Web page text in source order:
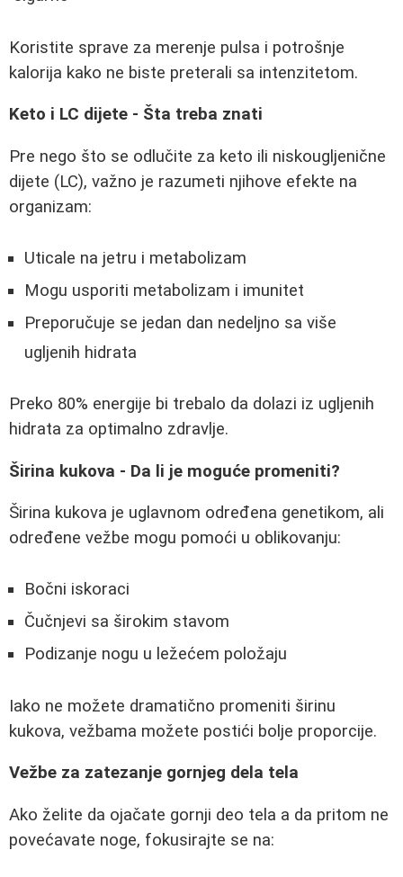
Koristite sprave za merenje pulsa i potrošnje
kalorija kako ne biste preterali sa intenzitetom.
Keto i LC dijete - Šta treba znati
Pre nego što se odlučite za keto ili niskougljenične
dijete (LC), važno je razumeti njihove efekte na
organizam:
Uticale na jetru i metabolizam
Mogu usporiti metabolizam i imunitet
Preporučuje se jedan dan nedeljno sa više
ugljenih hidrata
Preko 80% energije bi trebalo da dolazi iz ugljenih
hidrata za optimalno zdravlje.
Širina kukova - Da li je moguće promeniti?
Širina kukova je uglavnom određena genetikom, ali
određene vežbe mogu pomoći u oblikovanju:
Bočni iskoraci
Čučnjevi sa širokim stavom
Podizanje nogu u ležećem položaju
Iako ne možete dramatično promeniti širinu
kukova, vežbama možete postići bolje proporcije.
Vežbe za zatezanje gornjeg dela tela
Ako želite da ojačate gornji deo tela a da pritom ne
povećavate noge, fokusirajte se na: